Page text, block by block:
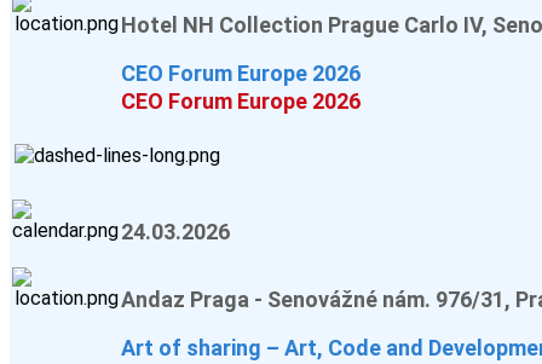
Hotel NH Collection Prague Carlo IV,
CEO Forum Europe 2026
CEO Forum Europe 2026
24.03.2026
Andaz Praga - Senovážné nám. 976/31,
Art of sharing – Art, Code and